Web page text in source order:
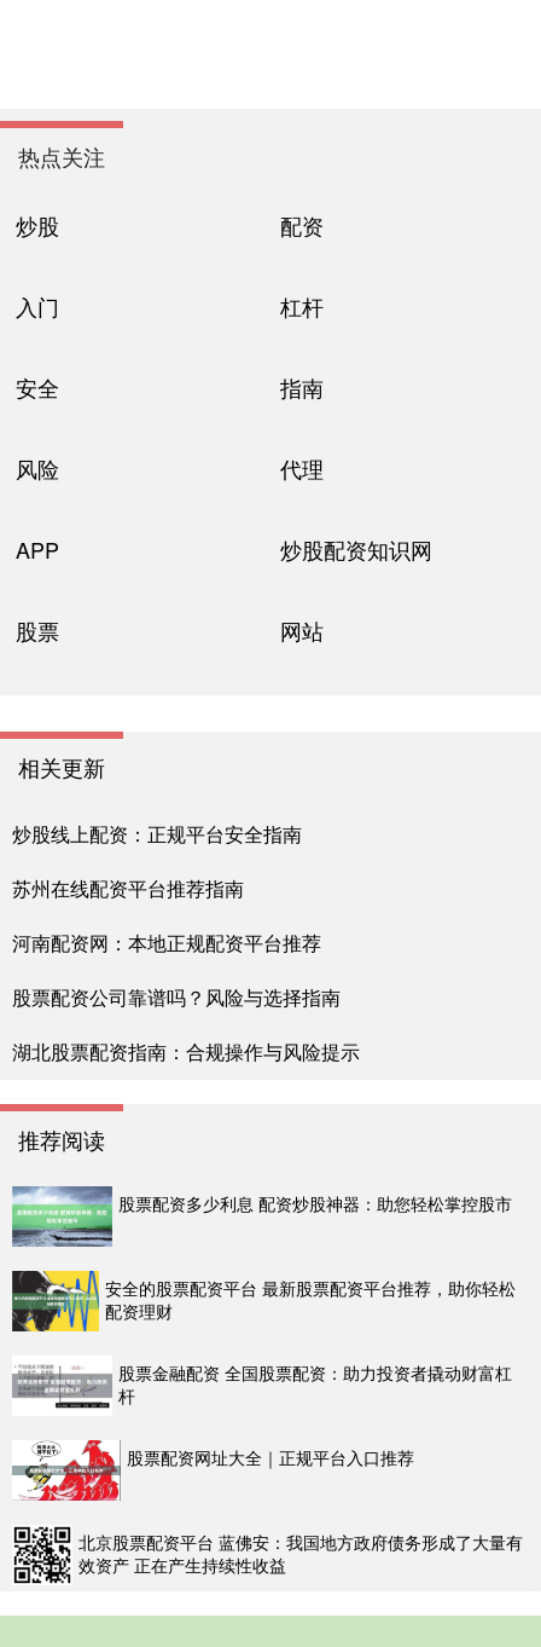
热点关注
炒股 配资
入门 杠杆
安全 指南
风险 代理
APP 炒股配资知识网
股票 网站
相关更新
炒股线上配资：正规平台安全指南
苏州在线配资平台推荐指南
河南配资网：本地正规配资平台推荐
股票配资公司靠谱吗？风险与选择指南
湖北股票配资指南：合规操作与风险提示
推荐阅读
股票配资多少利息 配资炒股神器：助您轻松掌控股市
安全的股票配资平台 最新股票配资平台推荐，助你轻松
配资理财
股票金融配资 全国股票配资：助力投资者撬动财富杠
杆
股票配资网址大全｜正规平台入口推荐
北京股票配资平台 蓝佛安：我国地方政府债务形成了大量有
效资产 正在产生持续性收益